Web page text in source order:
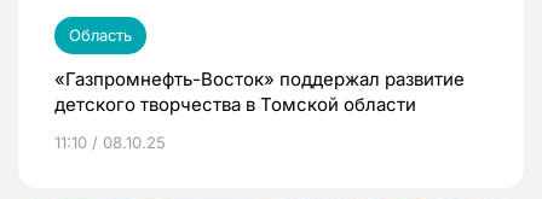
Область
«Газпромнефть-Восток» поддержал развитие
детского творчества в Томской области
11:10 / 08.10.25